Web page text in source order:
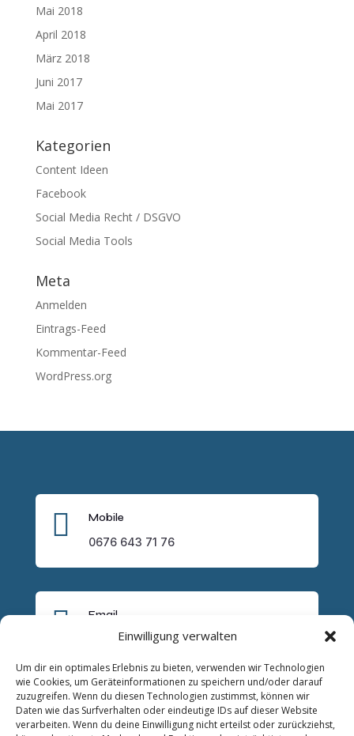
Einwilligung verwalten
Um dir ein optimales Erlebnis zu bieten, verwenden wir Technologien
wie Cookies, um Geräteinformationen zu speichern und/oder darauf
zuzugreifen. Wenn du diesen Technologien zustimmst, können wir
Daten wie das Surfverhalten oder eindeutige IDs auf dieser Website
verarbeiten. Wenn du deine Einwilligung nicht erteilst oder zurückziehst,
Mai 2018
April 2018
März 2018
Juni 2017
Mai 2017
Kategorien
Content Ideen
Facebook
Social Media Recht / DSGVO
Social Media Tools
Meta
Anmelden
Eintrags-Feed
Kommentar-Feed
WordPress.org

Mobile
0676 643 71 76

Email
lukas.trybus@trysocial.it